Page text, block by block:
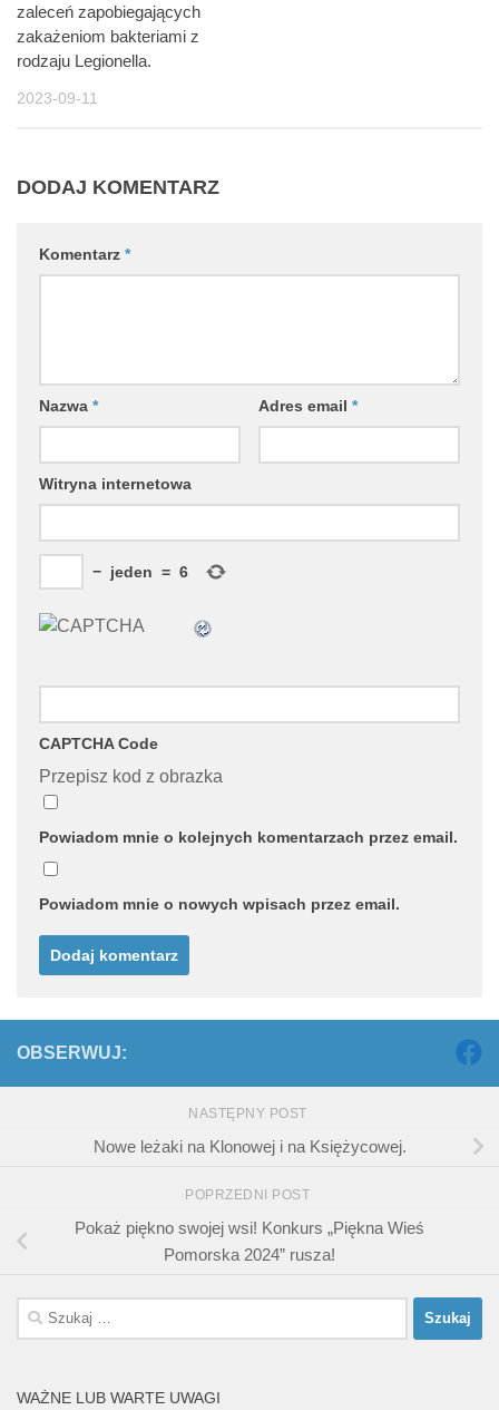
zaleceń zapobiegających
zakażeniom bakteriami z
rodzaju Legionella.
2023-09-11
DODAJ KOMENTARZ
Komentarz *
Nazwa * Adres email *
Witryna internetowa
− jeden = 6
CAPTCHA Code
Przepisz kod z obrazka
Powiadom mnie o kolejnych komentarzach przez email.
Powiadom mnie o nowych wpisach przez email.
OBSERWUJ:
NASTĘPNY POST
Nowe leżaki na Klonowej i na Księżycowej.
POPRZEDNI POST
Pokaż piękno swojej wsi! Konkurs „Piękna Wieś
Pomorska 2024” rusza!
Szukaj:
WAŻNE LUB WARTE UWAGI